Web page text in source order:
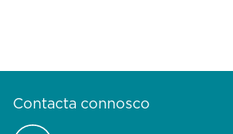
Contacta connosco